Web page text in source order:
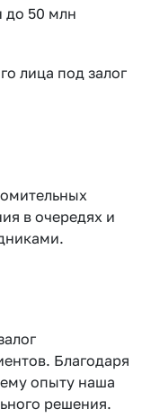
до 50 млн
лица под залог
в очередях и
Благодаря
опыту наша
решения.